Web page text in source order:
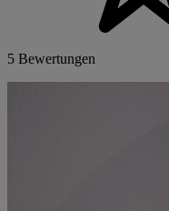
5 Bewertungen